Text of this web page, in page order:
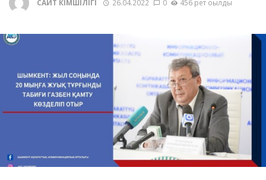
САЙТ ӘКІМШІЛІГІ 26.04.2022 0 456 рет оқылды